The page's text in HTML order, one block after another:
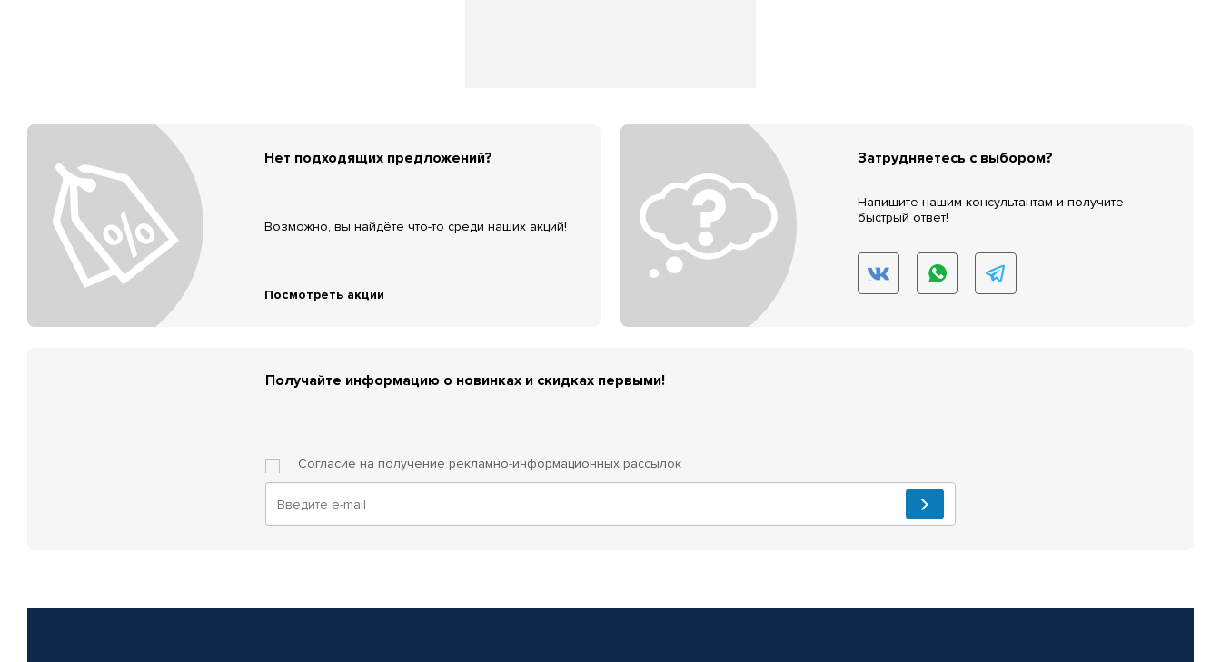
Нет подходящих предложений?
Возможно, вы найдёте что-то среди наших акций!
Посмотреть акции
Затрудняетесь с выбором?
Напишите нашим консультантам и получите
быстрый ответ!
Получайте информацию о новинках и скидках первыми!
Согласие на получение рекламно-информационных рассылок